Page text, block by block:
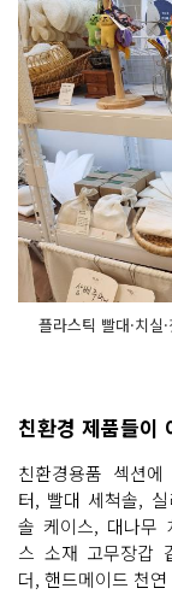
플라스틱 빨대·치실
친환경 제품들이
친환경용품 섹션
터, 빨대 세척솔,
솔 케이스, 대나무
스 소재 고무장갑
더, 핸드메이드 천